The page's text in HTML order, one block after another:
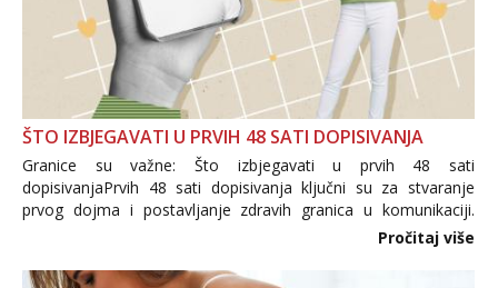
ŠTO IZBJEGAVATI U PRVIH 48 SATI DOPISIVANJA
Granice su važne: Što izbjegavati u prvih 48 sati
dopisivanjaPrvih 48 sati dopisivanja ključni su za stvaranje
prvog dojma i postavljanje zdravih granica u komunikaciji.
Važno je izbjeći prebrzo otkrivanje osobnih ili intimnih
informacija, jer nepoznata osoba još nije zaslužila to
povjerenje. Takođe...
Pročitaj više